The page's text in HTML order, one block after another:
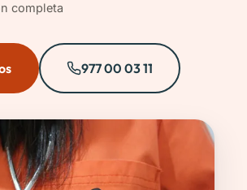
completa
977 00 03 11